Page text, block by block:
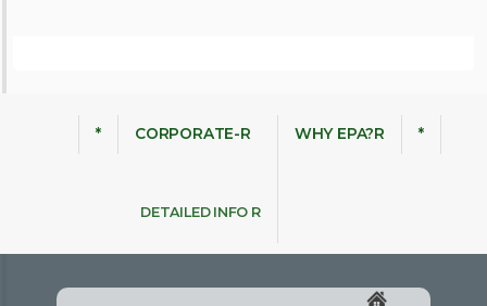
* CORPORATE-R
DETAILED INFO R
WHY EPA?R *